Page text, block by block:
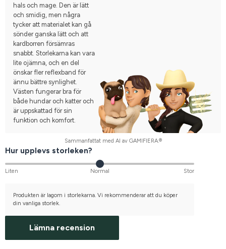
hals och mage. Den är lätt
och smidig, men några
tycker att materialet kan gå
sönder ganska lätt och att
kardborren försämras
snabbt. Storlekarna kan vara
lite ojämna, och en del
önskar fler reflexband för
ännu bättre synlighet.
Västen fungerar bra för
både hundar och katter och
är uppskattad för sin
funktion och komfort.
Sammanfattat med AI av GAMIFIERA.®
Hur upplevs storleken?
Liten Normal Stor
Produkten är lagom i storlekarna. Vi rekommenderar att du köper
din vanliga storlek.
Lämna recension